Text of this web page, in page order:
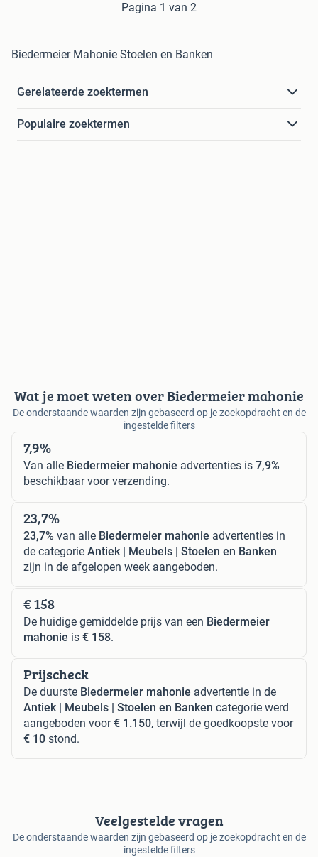
Pagina 1 van 2
Biedermeier Mahonie Stoelen en Banken
Gerelateerde zoektermen
Populaire zoektermen
Wat je moet weten over Biedermeier mahonie
De onderstaande waarden zijn gebaseerd op je zoekopdracht en de
ingestelde filters
7,9%
Van alle Biedermeier mahonie advertenties is 7,9%
beschikbaar voor verzending.
23,7%
23,7% van alle Biedermeier mahonie advertenties in
de categorie Antiek | Meubels | Stoelen en Banken
zijn in de afgelopen week aangeboden.
€ 158
De huidige gemiddelde prijs van een Biedermeier
mahonie is € 158.
Prijscheck
De duurste Biedermeier mahonie advertentie in de
Antiek | Meubels | Stoelen en Banken categorie werd
aangeboden voor€ 1.150, terwijl de goedkoopste voor
€ 10 stond.
Veelgestelde vragen
De onderstaande waarden zijn gebaseerd op je zoekopdracht en de
ingestelde filters